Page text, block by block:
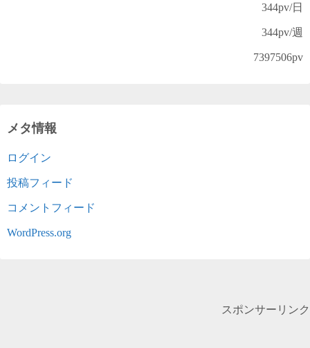
344pv/日
344pv/週
7397506pv
メタ情報
ログイン
投稿フィード
コメントフィード
WordPress.org
スポンサーリンク